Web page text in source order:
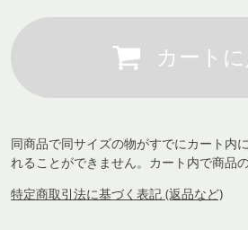
同商品で同サイズの物がすでにカート内
れることができません。カート内で商品
特定商取引法に基づく表記 (返品など)